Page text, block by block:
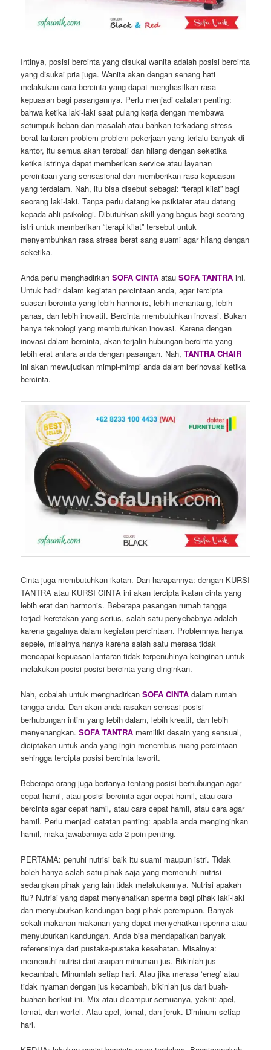
Intinya, posisi bercinta yang disukai wanita adalah posisi bercinta
yang disukai pria juga. Wanita akan dengan senang hati
melakukan cara bercinta yang dapat menghasilkan rasa
kepuasan bagi pasangannya. Perlu menjadi catatan penting:
bahwa ketika laki-laki saat pulang kerja dengan membawa
setumpuk beban dan masalah atau bahkan terkadang stress
berat lantaran problem-problem pekerjaan yang terlalu banyak di
kantor, itu semua akan terobati dan hilang dengan seketika
ketika istrinya dapat memberikan service atau layanan
percintaan yang sensasional dan memberikan rasa kepuasan
yang terdalam. Nah, itu bisa disebut sebagai: “terapi kilat” bagi
seorang laki-laki. Tanpa perlu datang ke psikiater atau datang
kepada ahli psikologi. Dibutuhkan skill yang bagus bagi seorang
istri untuk memberikan “terapi kilat” tersebut untuk
menyembuhkan rasa stress berat sang suami agar hilang dengan
seketika.
Anda perlu menghadirkanSOFA CINTA atauSOFA TANTRA ini.
Untuk hadir dalam kegiatan percintaan anda, agar tercipta
suasan bercinta yang lebih harmonis, lebih menantang, lebih
panas, dan lebih inovatif. Bercinta membutuhkan inovasi. Bukan
hanya teknologi yang membutuhkan inovasi. Karena dengan
inovasi dalam bercinta, akan terjalin hubungan bercinta yang
lebih erat antara anda dengan pasangan. Nah,TANTRA CHAIR
ini akan mewujudkan mimpi-mimpi anda dalam berinovasi ketika
bercinta.
Cinta juga membutuhkan ikatan. Dan harapannya: dengan KURSI
TANTRA atau KURSI CINTA ini akan tercipta ikatan cinta yang
lebih erat dan harmonis. Beberapa pasangan rumah tangga
terjadi keretakan yang serius, salah satu penyebabnya adalah
karena gagalnya dalam kegiatan percintaan. Problemnya hanya
sepele, misalnya hanya karena salah satu merasa tidak
mencapai kepuasan lantaran tidak terpenuhinya keinginan untuk
melakukan posisi-posisi bercinta yang dinginkan.
Nah, cobalah untuk menghadirkanSOFA CINTA dalam rumah
tangga anda. Dan akan anda rasakan sensasi posisi
berhubungan intim yang lebih dalam, lebih kreatif, dan lebih
menyenangkan.SOFA TANTRA memiliki desain yang sensual,
diciptakan untuk anda yang ingin menembus ruang percintaan
sehingga tercipta posisi bercinta favorit.
Beberapa orang juga bertanya tentang posisi berhubungan agar
cepat hamil, atau posisi bercinta agar cepat hamil, atau cara
bercinta agar cepat hamil, atau cara cepat hamil, atau cara agar
hamil. Perlu menjadi catatan penting: apabila anda menginginkan
hamil, maka jawabannya ada 2 poin penting.
PERTAMA: penuhi nutrisi baik itu suami maupun istri. Tidak
boleh hanya salah satu pihak saja yang memenuhi nutrisi
sedangkan pihak yang lain tidak melakukannya. Nutrisi apakah
itu? Nutrisi yang dapat menyehatkan sperma bagi pihak laki-laki
dan menyuburkan kandungan bagi pihak perempuan. Banyak
sekali makanan-makanan yang dapat menyehatkan sperma atau
menyuburkan kandungan. Anda bisa mendapatkan banyak
referensinya dari pustaka-pustaka kesehatan. Misalnya:
memenuhi nutrisi dari asupan minuman jus. Bikinlah jus
kecambah. Minumlah setiap hari. Atau jika merasa ‘eneg’ atau
tidak nyaman dengan jus kecambah, bikinlah jus dari buah-
buahan berikut ini. Mix atau dicampur semuanya, yakni: apel,
tomat, dan wortel. Atau apel, tomat, dan jeruk. Diminum setiap
hari.